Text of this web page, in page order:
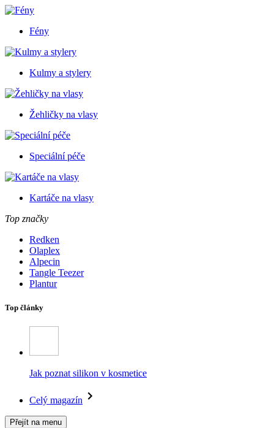
Fény
Kulmy a stylery
Žehličky na vlasy
Speciální péče
Kartáče na vlasy
Top značky
Redken
Olaplex
Alpecin
Tangle Teezer
Plantur
Top články
Jak poznat silikon v kosmetice
Celý magazín
Přejít na menu